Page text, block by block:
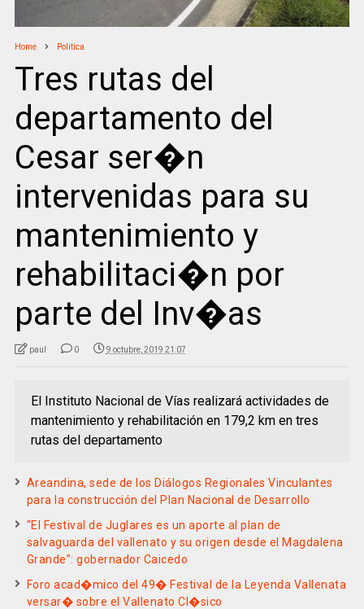
Home Politica
Tres rutas del
departamento del
Cesar ser�n
intervenidas para su
mantenimiento y
rehabilitaci�n por
parte del Inv�as
paul 0 9 octubre, 2019 21:07
El Instituto Nacional de Vías realizará actividades de
mantenimiento y rehabilitación en 179,2 km en tres
rutas del departamento
Areandina, sede de los Diálogos Regionales Vinculantes
para la construcción del Plan Nacional de Desarrollo
“El Festival de Juglares es un aporte al plan de
salvaguarda del vallenato y su origen desde el Magdalena
Grande”: gobernador Caicedo
Foro acad�mico del 49� Festival de la Leyenda Vallenata
versar� sobre el Vallenato Cl�sico